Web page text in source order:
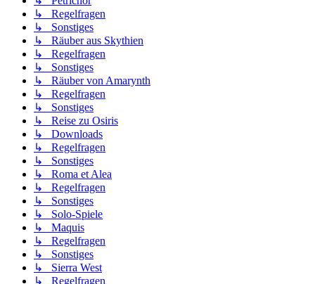
↳ Regelfragen
↳ Sonstiges
↳ Räuber aus Skythien
↳ Regelfragen
↳ Sonstiges
↳ Räuber von Amarynth
↳ Regelfragen
↳ Sonstiges
↳ Reise zu Osiris
↳ Downloads
↳ Regelfragen
↳ Sonstiges
↳ Roma et Alea
↳ Regelfragen
↳ Sonstiges
↳ Solo-Spiele
↳ Maquis
↳ Regelfragen
↳ Sonstiges
↳ Sierra West
↳ Regelfragen